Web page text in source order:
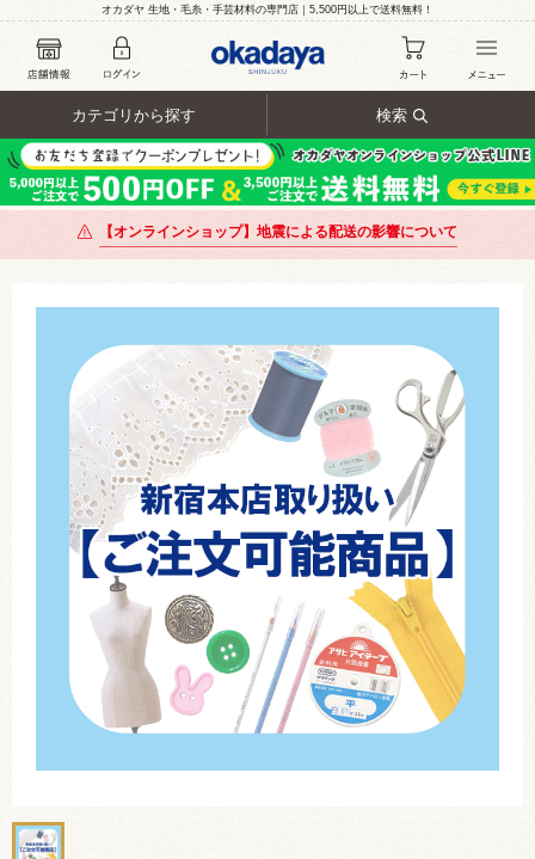
オカダヤ 生地・毛糸・手芸材料の専門店｜5,500円以上で送料無料！
カテゴリから探す 検索
【オンラインショップ】地震による配送の影響について